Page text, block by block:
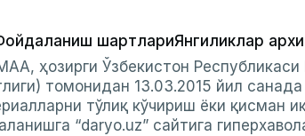
шартлариЯнгиликлар
ҳозирги Ўзбекистон
томонидан 13.03.2015 йил
тўлиқ кўчириш ёки қисман
“daryo.uz” сайтига